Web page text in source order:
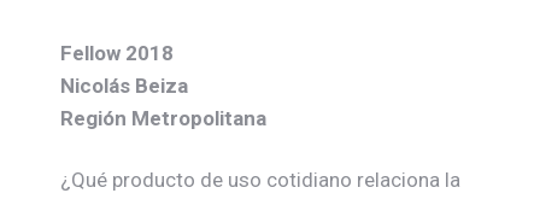
Fellow 2018
Nicolás Beiza
Región Metropolitana
¿Qué producto de uso cotidiano relaciona la